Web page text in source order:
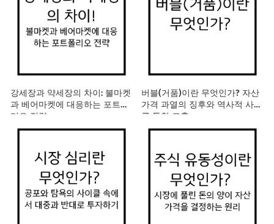
강세장과 약세장의 차이: 불마켓
과 베어마켓에 대응하는 포트폴
리오 전략
버블(거품)이란 무엇인가? 자산
가격 과열의 징후와 역사적 사례
를 통한 교훈